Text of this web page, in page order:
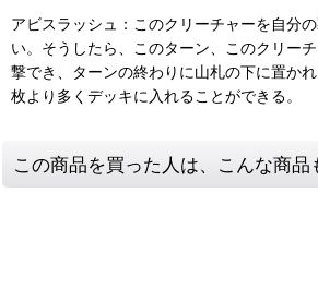
アビスラッシュ：このクリーチャーを自分
い。そうしたら、このターン、このクリー
撃でき、ターンの終わりに山札の下に置か
枚より多くデッキに入れることができる。
この商品を買った人は、こんな商品